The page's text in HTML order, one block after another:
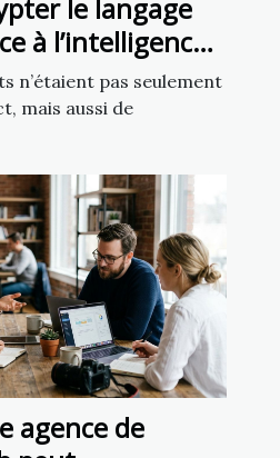
le langage
à l’intelligence
n’étaient pas seulement
mais aussi de
agence de